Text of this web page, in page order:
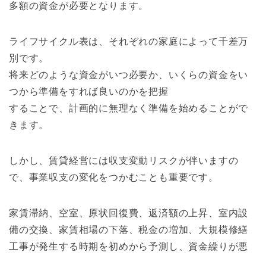
多額の資金が必要となります。
ライフサイクル表は、それぞれの家庭によって千差万
別です。
将来どのような資金がいつ必要か、いくらの資金をい
つから準備をすれば良いのかを把握
することで、計画的に無理なく準備を始めることがで
き ます。
しかし、賃貸経営には収支変動リスクが伴いますの
で、事業収支の変化をつかむことも重要です。
家賃滞納、空室、原状回復費、返済額の 上昇、室内設
備の交換、家賃相場の下落、税金の増加、大規模修繕
工事が発生する時期を初めから予測 し、資金繰りが悪